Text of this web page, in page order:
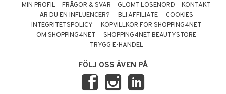
MIN PROFIL FRÅGOR & SVAR GLÖMT LÖSENORD
KONTAKT
ÄR DU EN INFLUENCER?
BLI AFFILIATE
COOKIES
INTEGRITETSPOLICY
KÖPVILLKOR FÖR SHOPPING4NET
OM SHOPPING4NET
SHOPPING4NET BEAUTYSTORE
TRYGG E-HANDEL
FÖLJ OSS ÄVEN PÅ